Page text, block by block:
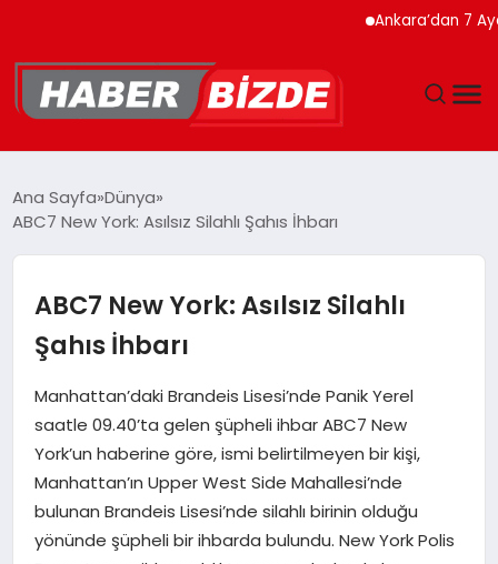
Ankara’dan 7 Ayda
EKONOMI
EĞITIM
MAGAZIN
SPOR
TEKNOLOJI
Ana Sayfa Dünya
ABC7 New York: Asılsız Silahlı Şahıs İhbarı
ABC7 New York: Asılsız Silahlı
Şahıs İhbarı
Manhattan’daki Brandeis Lisesi’nde Panik Yerel
saatle 09.40’ta gelen şüpheli ihbar ABC7 New
York’un haberine göre, ismi belirtilmeyen bir kişi,
Manhattan’ın Upper West Side Mahallesi’nde
bulunan Brandeis Lisesi’nde silahlı birinin olduğu
yönünde şüpheli bir ihbarda bulundu. New York Polis